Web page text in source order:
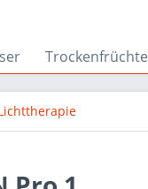
Trockenfrüchte